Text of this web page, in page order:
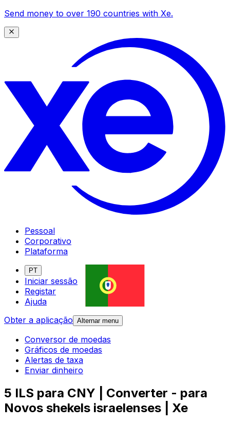
Send money to over 190 countries with Xe.
Pessoal
Corporativo
Plataforma
PT
Iniciar sessão
Registar
Ajuda
Obter a aplicação Alternar menu
Conversor de moedas
Gráficos de moedas
Alertas de taxa
Enviar dinheiro
5 ILS para CNY | Converter - para
Novos shekels israelenses | Xe